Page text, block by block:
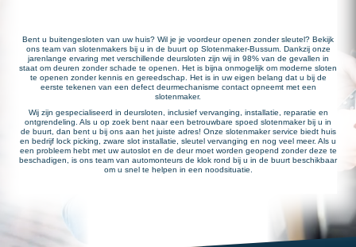
Bent u buitengesloten van uw huis? Wil je je voordeur openen zonder sleutel? Bekijk
ons team van slotenmakers bij u in de buurt op Slotenmaker-Bussum. Dankzij onze
jarenlange ervaring met verschillende deursloten zijn wij in 98% van de gevallen in
staat om deuren zonder schade te openen. Het is bijna onmogelijk om moderne sloten
te openen zonder kennis en gereedschap. Het is in uw eigen belang dat u bij de
eerste tekenen van een defect deurmechanisme contact opneemt met een
slotenmaker.
Wij zijn gespecialiseerd in deursloten, inclusief vervanging, installatie, reparatie en
ontgrendeling. Als u op zoek bent naar een betrouwbare spoed slotenmaker bij u in
de buurt, dan bent u bij ons aan het juiste adres! Onze slotenmaker service biedt huis
en bedrijf lock picking, zware slot installatie, sleutel vervanging en nog veel meer. Als u
een probleem hebt met uw autoslot en de deur moet worden geopend zonder deze te
beschadigen, is ons team van automonteurs de klok rond bij u in de buurt beschikbaar
om u snel te helpen in een noodsituatie.